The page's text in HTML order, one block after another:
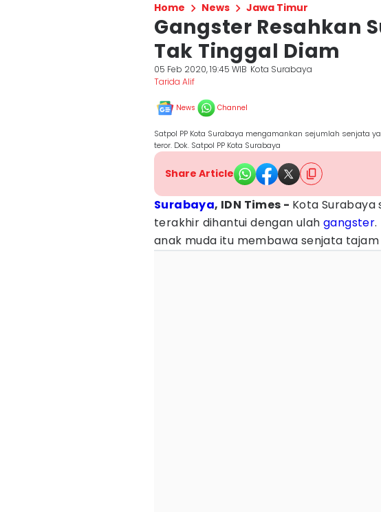
Home News Jawa Timur
Gangster Resahkan
Tak Tinggal Diam
05 Feb 2020, 19:45 WIB Kota Surabaya
Tarida Alif
News Channel
Satpol PP Kota Surabaya mengamankan sejumlah senjata
teror. Dok. Satpol PP Kota Surabaya
Share Article
Surabaya, IDN Times - Kota
terakhir dihantui dengan ulah gangster.
anak muda itu membawa senjata